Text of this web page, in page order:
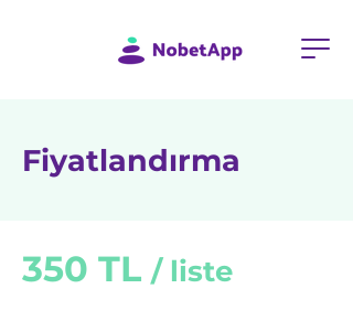
Fiyatlandırma
350 TL / liste